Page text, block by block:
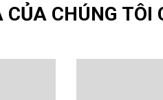
CỦA CHÚNG TÔI